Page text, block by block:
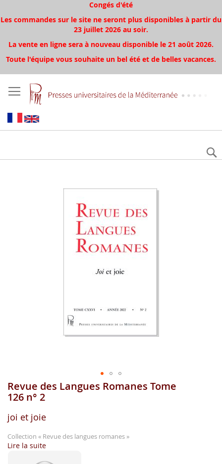
Congés d'été
Les commandes sur le site ne seront plus disponibles à partir du
23 juillet 2026 au soir.
La vente en ligne sera à nouveau disponible le 21 août 2026.
Toute l'équipe vous souhaite un bel été et de belles vacances.
Aller
au
de
la
gallerie
d'image
Revue des Langues Romanes Tome
126 n° 2
joi et joie
Collection « Revue des langues romanes »
Lire la suite